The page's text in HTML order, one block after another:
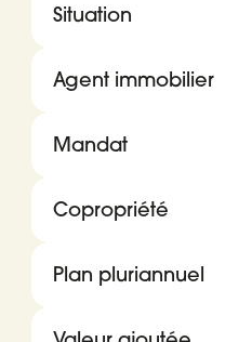
Situation
Agent immobilier
Mandat
Copropriété
Plan pluriannuel